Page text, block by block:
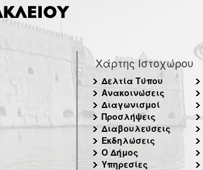
Χάρτης Ιστοχώρου
Δελτία Τύπου
Ανακοινώσεις
Διαγωνισμοί
Προσλήψεις
Διαβουλεύσεις
Εκδηλώσεις
Ο Δήμος
Υπηρεσίες